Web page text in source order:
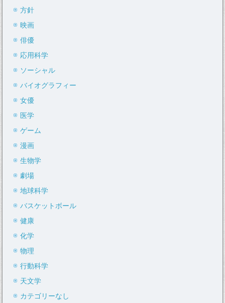
方針
映画
俳優
応用科学
ソーシャル
バイオグラフィー
女優
医学
ゲーム
漫画
生物学
劇場
地球科学
バスケットボール
健康
化学
物理
行動科学
天文学
カテゴリーなし